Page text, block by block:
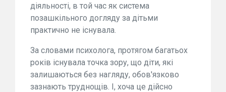
діяльності, в той час як система
позашкільного догляду за дітьми
практично не існувала.
За словами психолога, протягом багатьох
років існувала точка зору, що діти, які
залишаються без нагляду, обов'язково
зазнають труднощів. І, хоча це дійсно